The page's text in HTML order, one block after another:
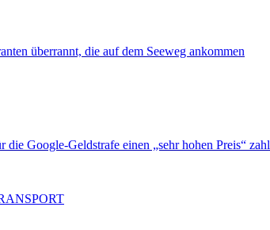
überrannt, die auf dem Seeweg ankommen
Google-Geldstrafe einen „sehr hohen Preis“